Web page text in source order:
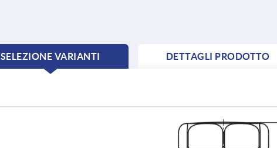
SELEZIONE VARIANTI
CURRENT
CURRENT
DETTAGLI PRODOTTO